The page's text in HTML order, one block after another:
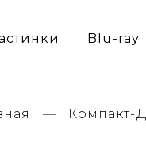
Blu-ray
Компакт-